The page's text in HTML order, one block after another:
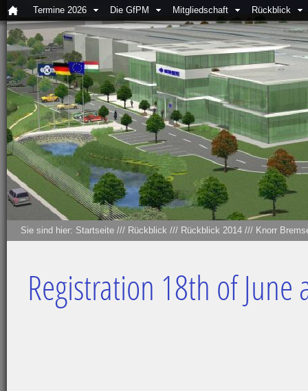
Termine 2026 Die GfPM Mitgliedschaft Rückblick
Sie sind hier: Startseite /// Rückblick /// Rückblick 2014 /// Knorr
Registration 18th of June